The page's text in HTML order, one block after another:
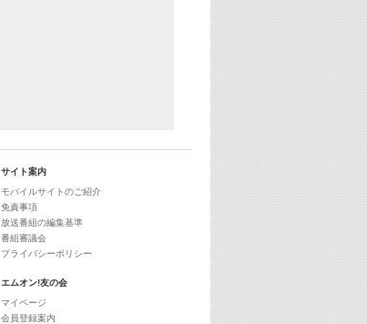
サイト案内
モバイルサイトのご紹介
免責事項
放送番組の編集基準
番組審議会
プライバシーポリシー
エムオン!友の会
マイページ
会員登録案内